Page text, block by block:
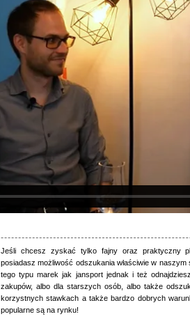
Jeśli chcesz zyskać tylko fajny oraz praktyczny
posiadasz możliwość odszukania właściwie w
tego typu marek jak jansport jednak i też
zakupów, albo dla starszych osób, albo także
korzystnych stawkach a także bardzo dobrych
popularne są na rynku!